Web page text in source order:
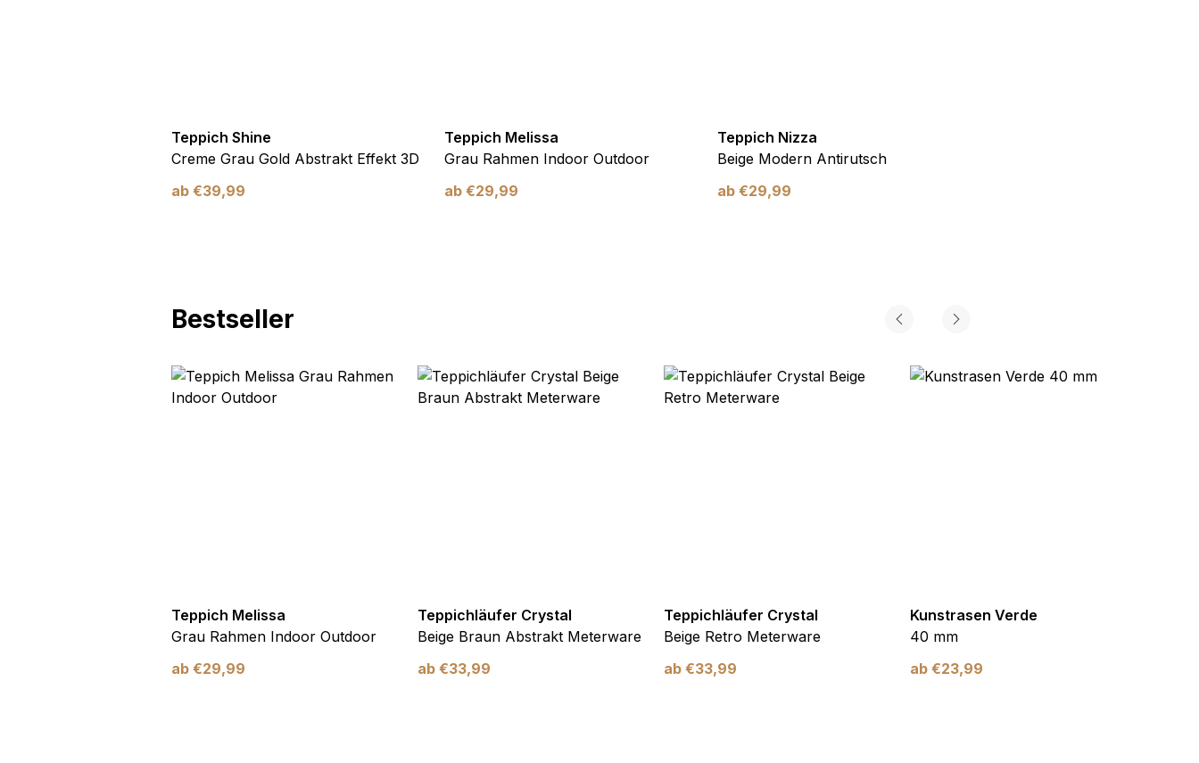
Teppich Shine
Creme Grau Gold Abstrakt Effekt 3D
ab €39,99
Teppich Melissa
Grau Rahmen Indoor Outdoor
ab €29,99
Teppich Nizza
Beige Modern Antirutsch
ab €29,99
Bestseller
Teppich Melissa
Grau Rahmen Indoor Outdoor
ab €29,99
Teppichläufer Crystal
Beige Braun Abstrakt Meterware
ab €33,99
Teppichläufer Crystal
Beige Retro Meterware
ab €33,99
Kunstrasen Verde
40 mm
ab €23,99
Nicht kategorisiert.
Andere nicht kategorisierte Cookies sind solche, die analysiert werden und noch keiner Kategorie zugeordnet wurden.